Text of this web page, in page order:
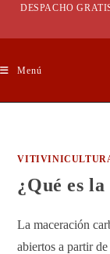
DESPACHO
Menú
¿Qué es
La maceración
abiertos a partir